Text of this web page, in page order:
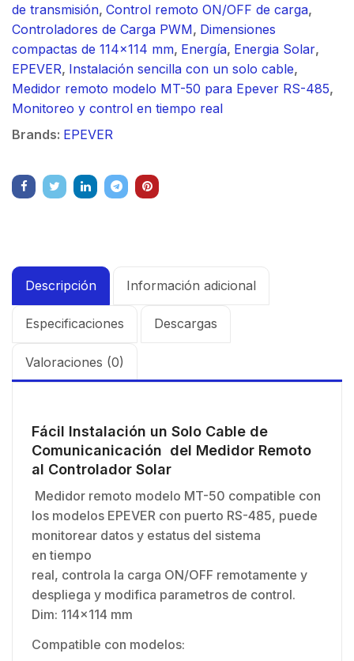
de transmisión, Control remoto ON/OFF de carga,
Controladores de Carga PWM, Dimensiones
compactas de 114x114 mm, Energía, Energia Solar,
EPEVER, Instalación sencilla con un solo cable,
Medidor remoto modelo MT-50 para Epever RS-485,
Monitoreo y control en tiempo real
Brands: EPEVER
Descripción Información adicional
Especificaciones Descargas
Valoraciones (0)
Fácil Instalación un Solo Cable de
Comunicanicación del Medidor Remoto
al Controlador Solar
Medidor remoto modelo MT-50 compatible con
los modelos EPEVER con puerto RS-485, puede
monitorear datos y estatus del sistema
en tiempo
real, controla la carga ON/OFF remotamente y
despliega y modifica parametros de control.
Dim: 114×114 mm
Compatible con modelos: